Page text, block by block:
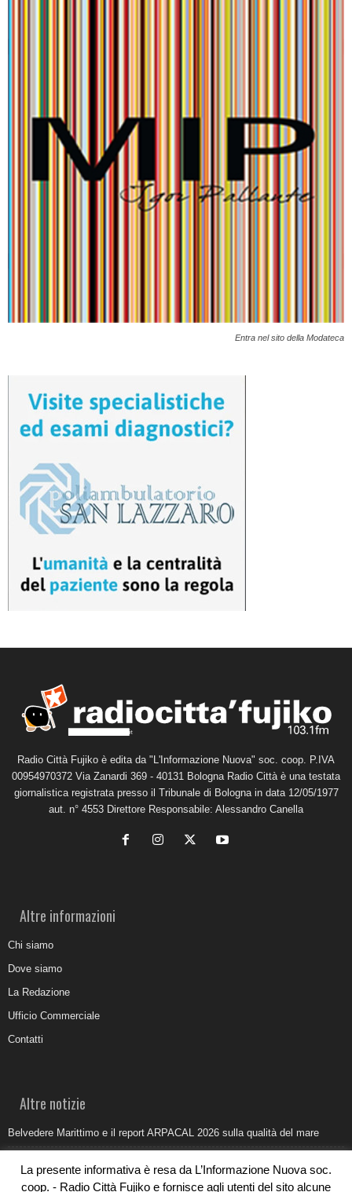
Entra nel sito della Modateca
Radio Città Fujiko è edita da "L'Informazione Nuova" soc. coop. P.IVA
00954970372 Via Zanardi 369 - 40131 Bologna Radio Città è una testata
giornalistica registrata presso il Tribunale di Bologna in data 12/05/1977
aut. n° 4553 Direttore Responsabile: Alessandro Canella
Altre informazioni
Chi siamo
Dove siamo
La Redazione
Ufficio Commerciale
Contatti
Altre notizie
Belvedere Marittimo e il report ARPACAL 2026 sulla qualità del mare
Umidità di risalita in casa, come riconoscere i segnali veri
La presente informativa è resa da L’Informazione Nuova soc.
coop. - Radio Città Fujiko e fornisce agli utenti del sito alcune